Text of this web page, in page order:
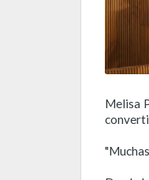
Melisa